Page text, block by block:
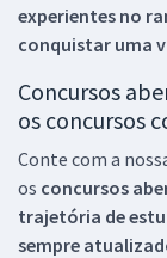
experientes no
conquistar uma
Concursos
os concursos
Conte com a
os concursos
trajetória de
sempre